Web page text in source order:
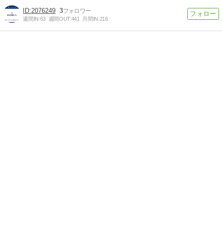
2076249 3
週間IN:63 週間OUT:441 月間IN:216